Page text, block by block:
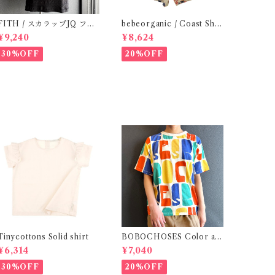
/ スカラップJQ フレ
チスリーブTシャツ (Blac
/ Size 1・2
30%OFF
bebeorganic / Coast Sho
rts Under The Sea ( 3・５
Y)
¥8,624
20%OFF
Solid shirt
30%OFF
BOBOCHOSES Color all
over T-shirt / 8-12y
¥7,040
20%OFF